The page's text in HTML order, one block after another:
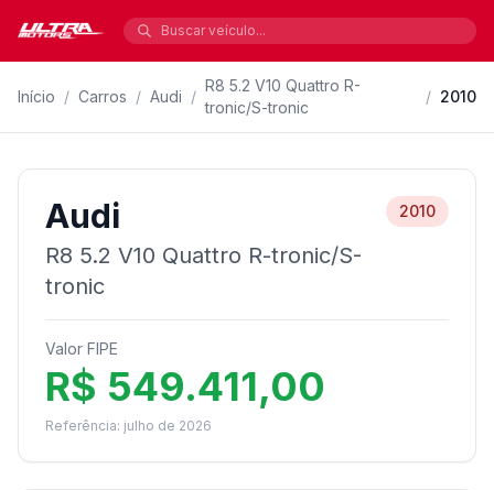
Início / Carros / Audi /
R8 5.2 V10 Quattro R-
tronic/S-tronic
/ 2010
Audi
R8 5.2 V10 Quattro R-tronic/S-
tronic
2010
Valor FIPE
R$ 549.411,00
Referência: julho de 2026